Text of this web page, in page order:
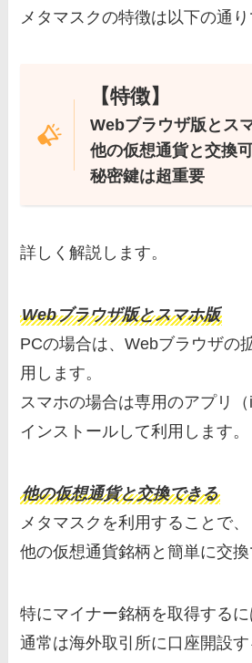
メタマスクの特徴は以下の通り
【特徴】
Webブラウザ版とス
他の仮想通貨と交換
秘密鍵は超重要
詳しく解説します。
Webブラウザ版とスマホ版
PCの場合は、Webブラウザの
用します。
スマホの場合は専用のアプリ
インストールして利用します。
他の仮想通貨と交換できる
メタマスクを利用することで、
他の仮想通貨銘柄と簡単に交換
特にマイナー銘柄を取得するに
通常は海外取引所に口座開設